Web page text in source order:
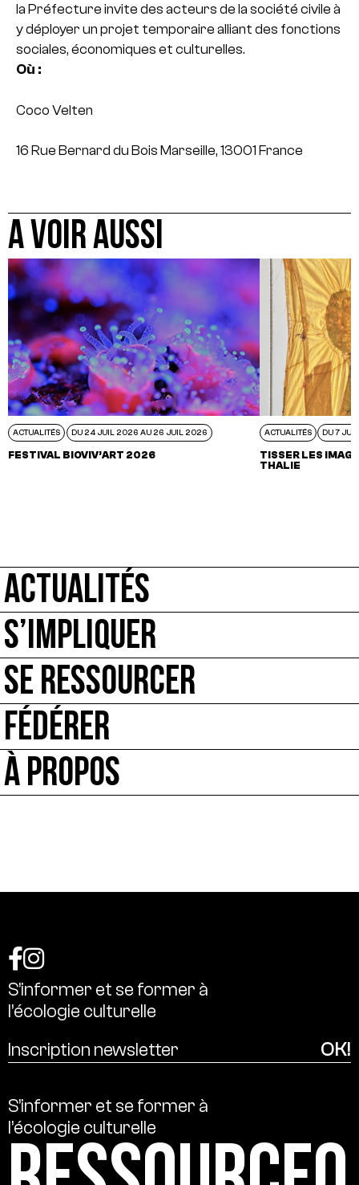
la Préfecture invite des acteurs de la société civile à
y déployer un projet temporaire alliant des fonctions
sociales, économiques et culturelles.
Où :
Coco Velten
16 Rue Bernard du Bois Marseille, 13001 France
A VOIR AUSSI
ACTUALITÉS DU 24 JUIL 2026 AU 26 JUIL 2026
FESTIVAL BIOVIV’ART 2026
ACTUALITÉS DU 7
TISSER LES
THALIE
ACTUALITÉS
S’IMPLIQUER
SE RESSOURCER
FÉDÉRER
À PROPOS
S’informer et se former à
l’écologie culturelle
S’informer et se former à
l’écologie culturelle